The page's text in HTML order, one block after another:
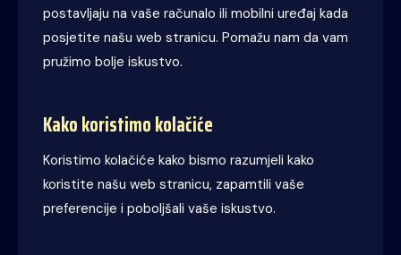
postavljaju na vaše računalo ili mobilni uređaj kada
posjetite našu web stranicu. Pomažu nam da vam
pružimo bolje iskustvo.
Kako koristimo kolačiće
Koristimo kolačiće kako bismo razumjeli kako
koristite našu web stranicu, zapamtili vaše
preferencije i poboljšali vaše iskustvo.